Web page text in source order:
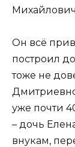
Он всё
построил
тоже не
уже почти
– дочь
внукам,